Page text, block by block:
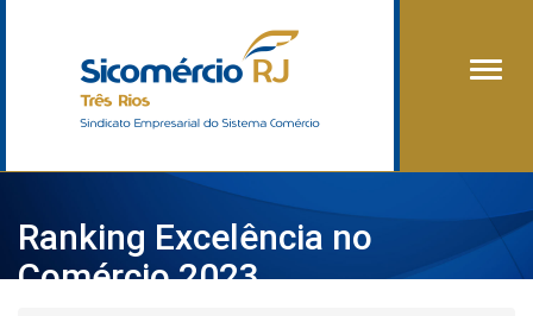
Ranking Excelência no
Comércio 2023